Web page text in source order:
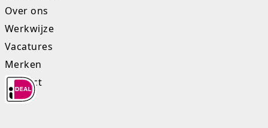
Over ons
Werkwijze
Vacatures
Merken
Contact